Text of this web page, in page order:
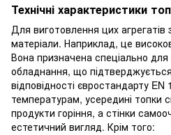
Технічні характеристики
Для виготовлення цих
матеріали. Наприклад, це
Вона призначена спеціально
обладнання, що
відповідності євростандарту
температурам, усередині топки
продукти горіння, а стінки
естетичний вигляд. Крім того: